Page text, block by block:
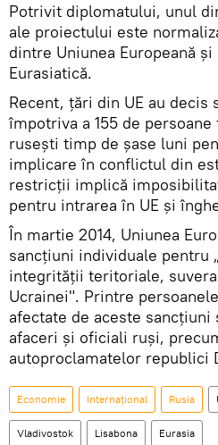
Potrivit diplomatului, unul
ale proiectului este
dintre Uniunea Europeană
Eurasiatică.
Recent, țări din UE au decis
împotriva a 155 de
ruseşti timp de șase luni
implicare în conflictul din
restricții implică
pentru intrarea în UE și
În martie 2014, Uniunea
sancțiuni individuale pentru
integrității teritoriale,
Ucrainei". Printre
afectate de aceste sancţiuni
afaceri și oficiali ruși,
autoproclamatelor republici
Economie Internaţional Rusia
Vladivostok Lisabona Eurasia